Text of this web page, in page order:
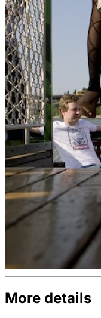
More details